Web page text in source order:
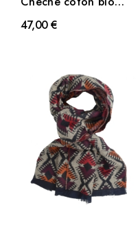
Dakota marron
47,00 €